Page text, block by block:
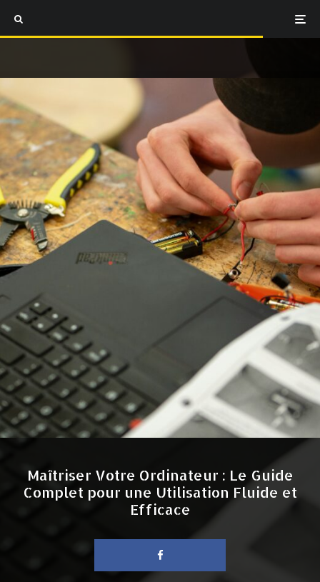
Maîtriser Votre Ordinateur : Le Guide
Complet pour une Utilisation Fluide et
Efficace